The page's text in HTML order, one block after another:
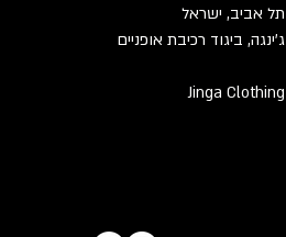
תל אביב, ישראל
ג'ינגה, ביגוד רכיבת אופניים
Jinga Clothing